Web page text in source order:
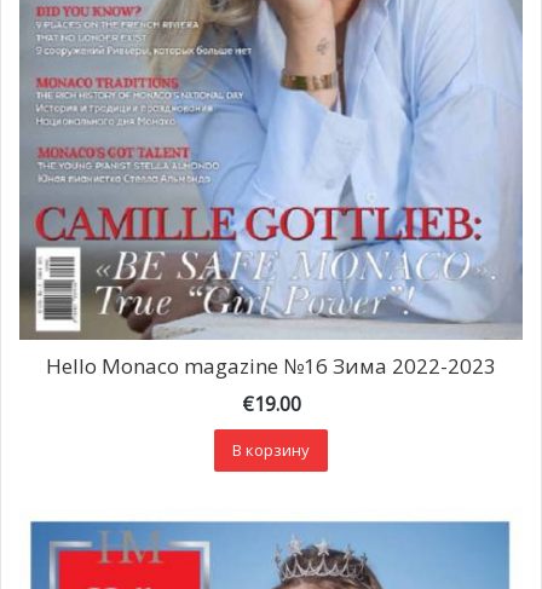
Hello Monaco magazine №16 Зима 2022-2023
€19.00
В корзину